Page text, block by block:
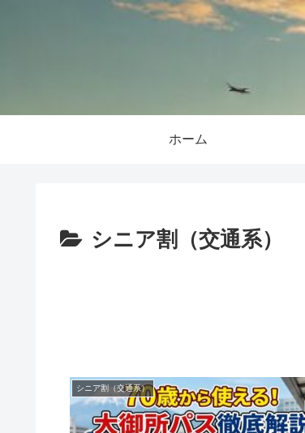
ホーム
シニア割（交通系）
シニア割（交通系）